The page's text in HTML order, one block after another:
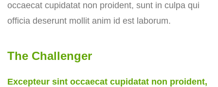
occaecat cupidatat non proident, sunt in culpa qui
officia deserunt mollit anim id est laborum.
The Challenger
Excepteur sint occaecat cupidatat non proident,